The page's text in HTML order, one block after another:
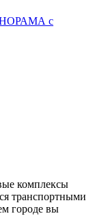
с
комплексы
транспортными
городе вы